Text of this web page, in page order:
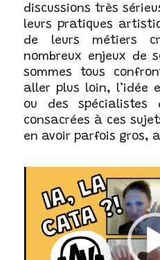
discussions très
leurs pratiques
de leurs métiers
nombreux enjeux de
sommes tous
aller plus loin, l’idée
ou des spécialistes
consacrées à ces
en avoir parfois gros,